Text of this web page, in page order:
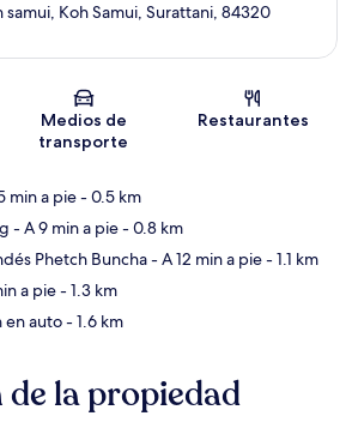
Sección del mapa
Koh Samui, Surattani, 84320
Medios de
transporte
Restaurantes
min a pie- 0.5 km
- A 9 min a pie- 0.8 km
Phetch Buncha- A 12 min a pie- 1.1 km
a pie- 1.3 km
en auto- 1.6 km
la propiedad